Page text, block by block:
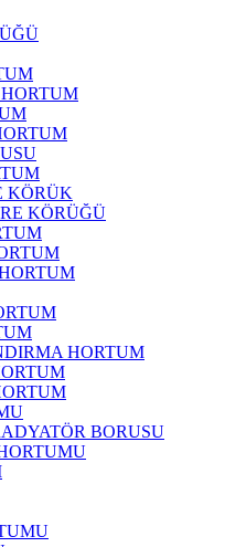
KÖRÜK
KÖRÜĞÜ
HORTUM
BORUSU